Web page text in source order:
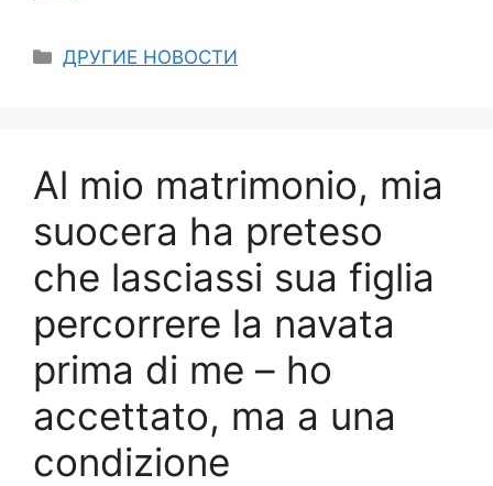
Categories
ДРУГИЕ НОВОСТИ
Al mio matrimonio, mia
suocera ha preteso
che lasciassi sua figlia
percorrere la navata
prima di me – ho
accettato, ma a una
condizione